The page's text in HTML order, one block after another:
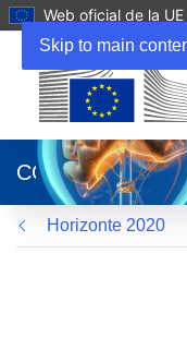
Skip to main
Web oficial de la UE
abrirá
en
una
nueva
ventana)
CORDIS
Horizonte 2020